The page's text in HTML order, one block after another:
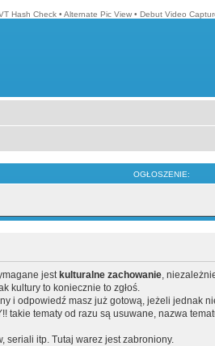
Hash Check • Alternate Pic View • Debut Video
OGŁOSZENIE:
jest kulturalne zachowanie,
kultury to koniecznie to zgłoś.
i odpowiedź masz już gotową, jeżeli jednak
tematy od razu są usuwane, nazwa
seriali itp. Tutaj warez jest zabroniony.